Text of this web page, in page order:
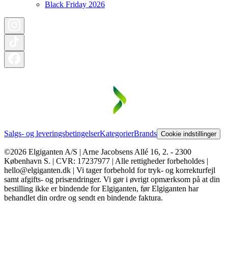
Black Friday 2026
Salgs- og leveringsbetingelserKategorierBrands Cookie indstillinger
©2026 Elgiganten A/S | Arne Jacobsens Allé 16, 2. - 2300
København S. | CVR: 17237977 | Alle rettigheder forbeholdes |
hello@elgiganten.dk | Vi tager forbehold for tryk- og korrekturfejl
samt afgifts- og prisændringer. Vi gør i øvrigt opmærksom på at din
bestilling ikke er bindende for Elgiganten, før Elgiganten har
behandlet din ordre og sendt en bindende faktura.